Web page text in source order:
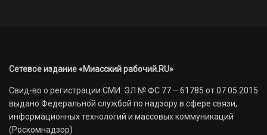
Сетевое издание «Миасский рабочий.RU»
Свид-во о регистрации СМИ: ЭЛ № ФС 77 – 61785 от 07.05.2015
выдано Федеральной службой по надзору в сфере связи,
информационных технологий и массовых коммуникаций
(Роскомнадзор)